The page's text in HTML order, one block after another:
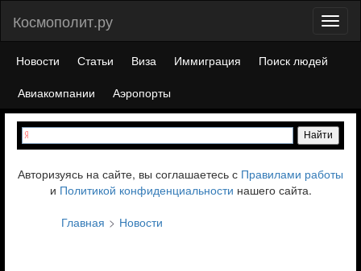
Космополит.ру
Новости Статьи Виза Иммиграция
Поиск людей
Авиакомпании
Аэропорты
Авторизуясь на сайте, вы соглашаетесь с Правилами работы
и Политикой конфиденциальности нашего сайта.
Главная
Новости